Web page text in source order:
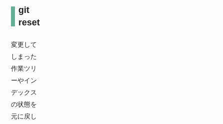
git
reset
変更して
しまった
作業ツリ
ーやイン
デックス
の状態を
元に戻し